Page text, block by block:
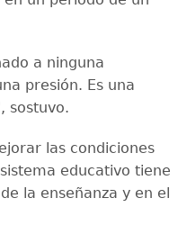
a ninguna
presión. Es una
sostuvo.
las condiciones
educativo tiene
la enseñanza y en el